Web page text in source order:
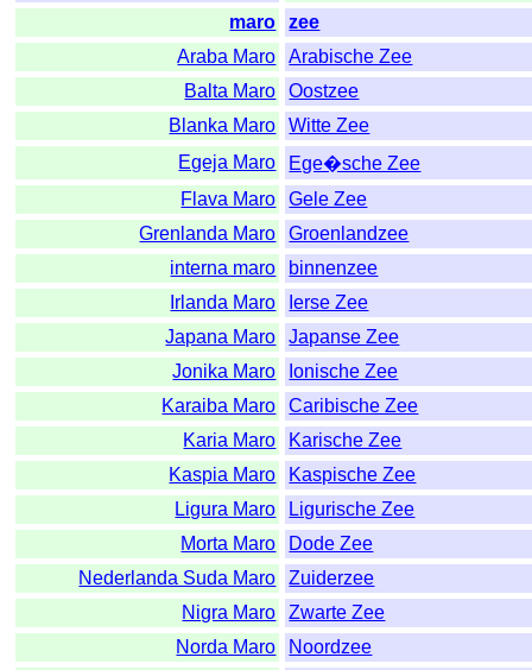
maro
zee
Araba Maro
Arabische Zee
Balta Maro
Oostzee
Blanka Maro
Witte Zee
Egeja Maro
Ege�sche Zee
Flava Maro
Gele Zee
Grenlanda Maro
Groenlandzee
interna maro
binnenzee
Irlanda Maro
Ierse Zee
Japana Maro
Japanse Zee
Jonika Maro
Ionische Zee
Karaiba Maro
Caribische Zee
Karia Maro
Karische Zee
Kaspia Maro
Kaspische Zee
Ligura Maro
Ligurische Zee
Morta Maro
Dode Zee
Nederlanda Suda Maro
Zuiderzee
Nigra Maro
Zwarte Zee
Norda Maro
Noordzee